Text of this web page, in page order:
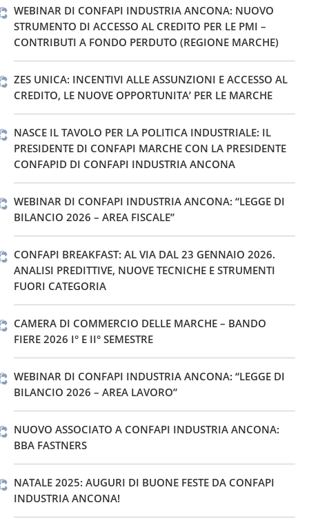
WEBINAR DI CONFAPI INDUSTRIA ANCONA: NUOVO
STRUMENTO DI ACCESSO AL CREDITO PER LE PMI –
CONTRIBUTI A FONDO PERDUTO (REGIONE MARCHE)
ZES UNICA: INCENTIVI ALLE ASSUNZIONI E ACCESSO AL
CREDITO, LE NUOVE OPPORTUNITA’ PER LE MARCHE
NASCE IL TAVOLO PER LA POLITICA INDUSTRIALE: IL
PRESIDENTE DI CONFAPI MARCHE CON LA PRESIDENTE
CONFAPID DI CONFAPI INDUSTRIA ANCONA
WEBINAR DI CONFAPI INDUSTRIA ANCONA: “LEGGE DI
BILANCIO 2026 – AREA FISCALE”
CONFAPI BREAKFAST: AL VIA DAL 23 GENNAIO 2026.
ANALISI PREDITTIVE, NUOVE TECNICHE E STRUMENTI
FUORI CATEGORIA
CAMERA DI COMMERCIO DELLE MARCHE – BANDO
FIERE 2026 I° E II° SEMESTRE
WEBINAR DI CONFAPI INDUSTRIA ANCONA: “LEGGE DI
BILANCIO 2026 – AREA LAVORO”
NUOVO ASSOCIATO A CONFAPI INDUSTRIA ANCONA:
BBA FASTNERS
NATALE 2025: AUGURI DI BUONE FESTE DA CONFAPI
INDUSTRIA ANCONA!